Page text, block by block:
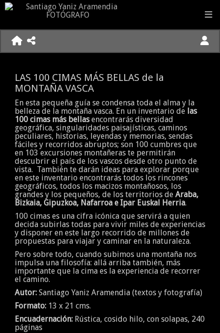
LAS 100 CIMAS MÁS BELLAS de la
MONTAÑA VASCA
En esta pequeña guía se condensa toda el alma y la
belleza de la montaña vasca. En un inventario de las
100 cimas más bellasencontrarás diversidad
geográfica, singularidades paisajísticas, caminos
peculiares, historias, leyendas y memorias, sendas
fáciles y recorridos abruptos; son 100 cumbres que
en 103 excursiones montañeras te permitirán
descubrir el país de los vascos desde otro punto de
vista. También te darán ideas para explorar porque
en este inventario encontrarás todos los rincones
geográficos, todos los macizos montañosos, los
grandes y los pequeños, de los territorios de Araba,
Bizkaia, Gipuzkoa, Nafarroa e Ipar Euskal Herria.
100 cimas es una cifra icónica que servirá a quien
decida subirlas todas para vivir miles de experiencias
y disponer en este largo recorrido de millones de
propuestas para viajar y caminar en la naturaleza.
Pero sobre todo, cuando subimos una montaña nos
impulsa una filosofía: allá arriba también, más
importante que la cima es la experiencia de recorrer
el camino.
Autor: Santiago Yaniz Aramendia (textos y fotografía)
Formato: 13 x 21 cms.
Encuadernación: Rústica, cosido hilo, con solapas, 240
páginas